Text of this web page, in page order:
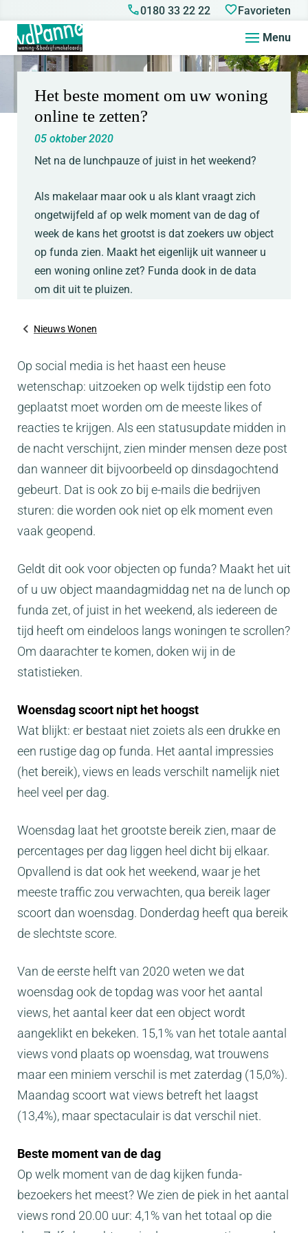
0180 33 22 22 Favorieten
Menu
Het beste moment om uw woning
online te zetten?
05 oktober 2020
Net na de lunchpauze of juist in het weekend?
Als makelaar maar ook u als klant vraagt zich
ongetwijfeld af op welk moment van de dag of
week de kans het grootst is dat zoekers uw object
op funda zien. Maakt het eigenlijk uit wanneer u
een woning online zet? Funda dook in de data
om dit uit te pluizen.
Nieuws Wonen
Op social media is het haast een heuse
wetenschap: uitzoeken op welk tijdstip een foto
geplaatst moet worden om de meeste likes of
reacties te krijgen. Als een statusupdate midden in
de nacht verschijnt, zien minder mensen deze post
dan wanneer dit bijvoorbeeld op dinsdagochtend
gebeurt. Dat is ook zo bij e-mails die bedrijven
sturen: die worden ook niet op elk moment even
vaak geopend.
Geldt dit ook voor objecten op funda? Maakt het uit
of u uw object maandagmiddag net na de lunch op
funda zet, of juist in het weekend, als iedereen de
tijd heeft om eindeloos langs woningen te scrollen?
Om daarachter te komen, doken wij in de
statistieken.
Woensdag scoort nipt het hoogst
Wat blijkt: er bestaat niet zoiets als een drukke en
een rustige dag op funda. Het aantal impressies
(het bereik), views en leads verschilt namelijk niet
heel veel per dag.
Woensdag laat het grootste bereik zien, maar de
percentages per dag liggen heel dicht bij elkaar.
Opvallend is dat ook het weekend, waar je het
meeste traffic zou verwachten, qua bereik lager
scoort dan woensdag. Donderdag heeft qua bereik
de slechtste score.
Van de eerste helft van 2020 weten we dat
woensdag ook de topdag was voor het aantal
views, het aantal keer dat een object wordt
aangeklikt en bekeken. 15,1% van het totale aantal
views vond plaats op woensdag, wat trouwens
maar een miniem verschil is met zaterdag (15,0%).
Maandag scoort wat views betreft het laagst
(13,4%), maar spectaculair is dat verschil niet.
Beste moment van de dag
Op welk moment van de dag kijken funda-
bezoekers het meest? We zien de piek in het aantal
views rond 20.00 uur: 4,1% van het totaal op die